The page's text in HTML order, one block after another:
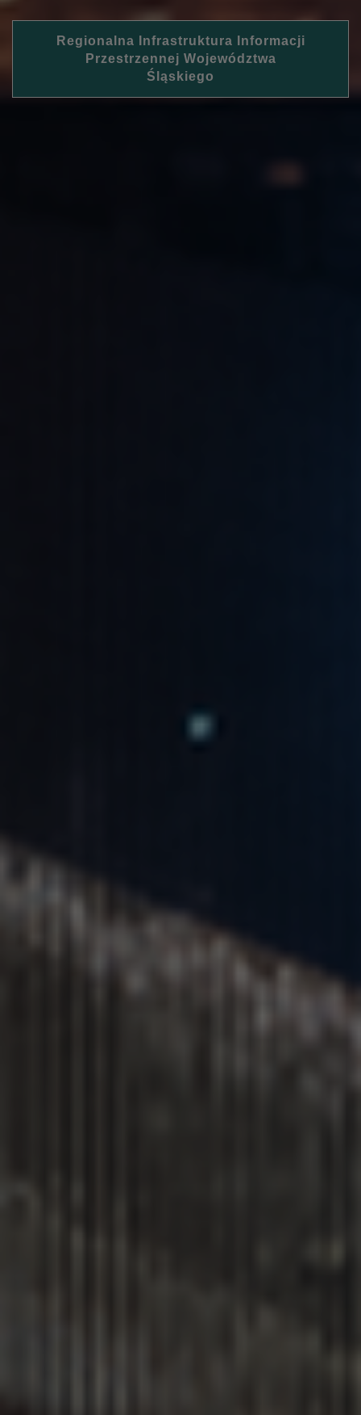
Regionalna Infrastruktura Informacji
Przestrzennej Województwa
Śląskiego